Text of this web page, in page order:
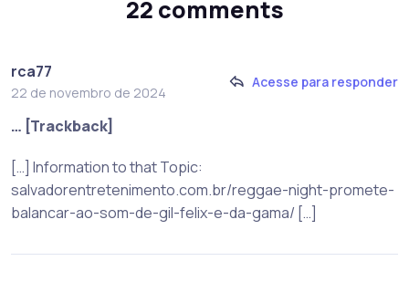
22 comments
rca77
22 de novembro de 2024
Acesse para responder
… [Trackback]
[…] Information to that Topic:
salvadorentretenimento.com.br/reggae-night-promete-
balancar-ao-som-de-gil-felix-e-da-gama/ […]